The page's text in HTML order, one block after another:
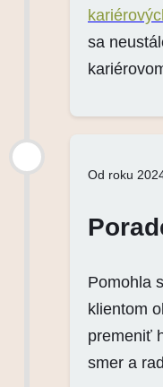
sa
Od roku
Pomohla
klientom
premeniť
smer a